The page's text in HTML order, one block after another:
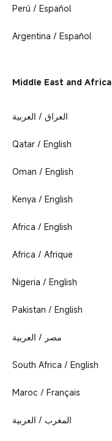
Perú / Español
Argentina / Español
Middle East and Africa
العراق / العربية
Qatar / English
Oman / English
Kenya / English
Africa / English
Africa / Afrique
Nigeria / English
Pakistan / English
مصر / العربية
South Africa / English
Maroc / Français
المغرب / العربية